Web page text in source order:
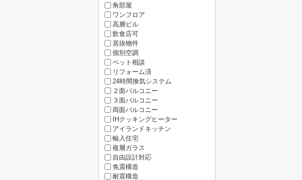
角部屋
ワンフロア
高層ビル
飲食店可
居抜物件
個別空調
ペット相談
リフォーム済
24時間換気システム
２面バルコニー
３面バルコニー
両面バルコニー
IHクッキングヒーター
アイランドキッチン
輸入住宅
複層ガラス
自由設計対応
免震構造
耐震構造